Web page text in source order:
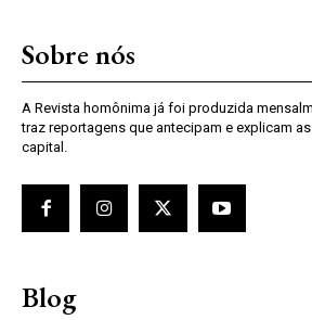
Sobre nós
A Revista homônima já foi produzida
traz reportagens que antecipam e explicam
capital.
Blog